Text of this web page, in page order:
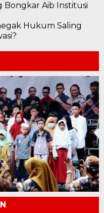
Bongkar Aib Institusi
Hukum Saling